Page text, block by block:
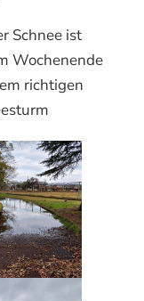
Schnee ist
Wochenende
richtigen